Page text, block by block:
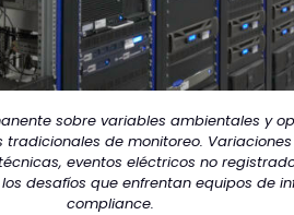
sobre variables ambientales y
de monitoreo.
eventos eléctricos no
desafíos que enfrentan equipos de
compliance.